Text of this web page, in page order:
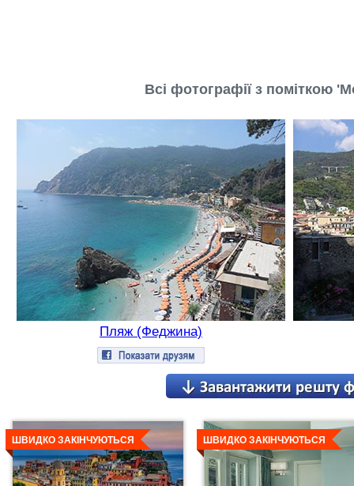
Всі фотографії з поміткою
Пляж (Феджина)
ШВИДКО ЗАКІНЧУЮТЬСЯ
Детальніше
ШВИДКО ЗАКІНЧУЮТЬСЯ
Детальніше